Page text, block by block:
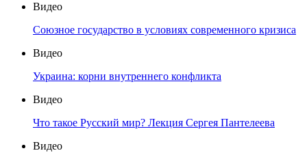
Видео
Союзное государство в условиях современного кризиса
Видео
Украина: корни внутреннего конфликта
Видео
Что такое Русский мир? Лекция Сергея Пантелеева
Видео